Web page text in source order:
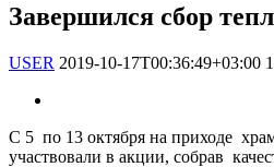
Завершился сбор
USER 2019-10-17T00:36:49+03:00
С 5 по 13 октября на приходе
участвовали в акции, собрав